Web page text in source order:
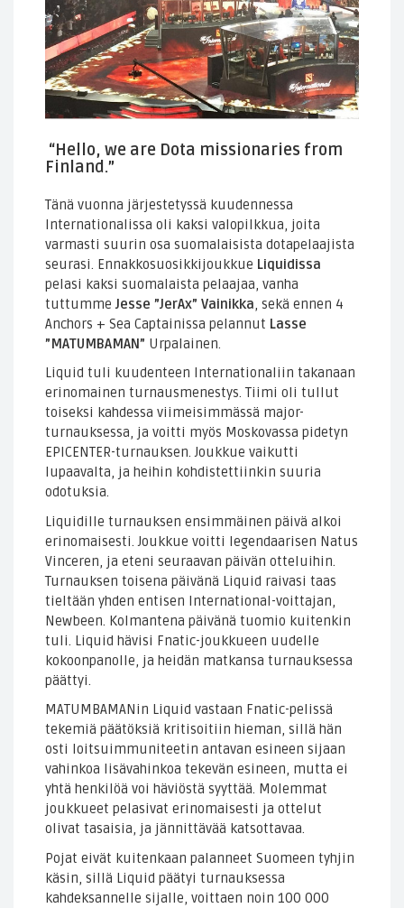
“Hello, we are Dota missionaries from
Finland.”
Tänä vuonna järjestetyssä kuudennessa
Internationalissa oli kaksi valopilkkua, joita
varmasti suurin osa suomalaisista dotapelaajista
seurasi. Ennakkosuosikkijoukkue Liquidissa
pelasi kaksi suomalaista pelaajaa, vanha
tuttumme Jesse ”JerAx” Vainikka , sekä ennen 4
Anchors + Sea Captainissa pelannut Lasse
”MATUMBAMAN” Urpalainen.
Liquid tuli kuudenteen Internationaliin takanaan
erinomainen turnausmenestys. Tiimi oli tullut
toiseksi kahdessa viimeisimmässä major-
turnauksessa, ja voitti myös Moskovassa pidetyn
EPICENTER-turnauksen. Joukkue vaikutti
lupaavalta, ja heihin kohdistettiinkin suuria
odotuksia.
Liquidille turnauksen ensimmäinen päivä alkoi
erinomaisesti. Joukkue voitti legendaarisen Natus
Vinceren, ja eteni seuraavan päivän otteluihin.
Turnauksen toisena päivänä Liquid raivasi taas
tieltään yhden entisen International-voittajan,
Newbeen. Kolmantena päivänä tuomio kuitenkin
tuli. Liquid hävisi Fnatic-joukkueen uudelle
kokoonpanolle, ja heidän matkansa turnauksessa
päättyi.
MATUMBAMANin Liquid vastaan Fnatic-pelissä
tekemiä päätöksiä kritisoitiin hieman, sillä hän
osti loitsuimmuniteetin antavan esineen sijaan
vahinkoa lisävahinkoa tekevän esineen, mutta ei
yhtä henkilöä voi häviöstä syyttää. Molemmat
joukkueet pelasivat erinomaisesti ja ottelut
olivat tasaisia, ja jännittävää katsottavaa.
Pojat eivät kuitenkaan palanneet Suomeen tyhjin
käsin, sillä Liquid päätyi turnauksessa
kahdeksannelle sijalle, voittaen noin 100 000